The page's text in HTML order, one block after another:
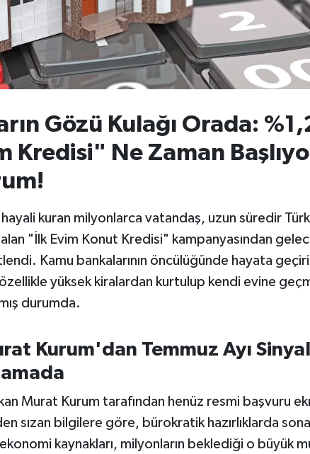
Gözü Kulağı Orada:
Kredisi" Ne Zaman
hayali kuran milyonlarca vatandaş, uzun süredir
alan "İlk Evim Konut Kredisi" kampanyasından
Kamu bankalarının öncülüğünde hayata
yüksek kiralardan kurtulup kendi evine
durumda.
Kurum'dan Temmuz Ayı
Murat Kurum tarafından henüz resmi başvuru
sızan bilgilere göre, bürokratik hazırlıklarda
kaynakları, milyonların beklediği o büyük